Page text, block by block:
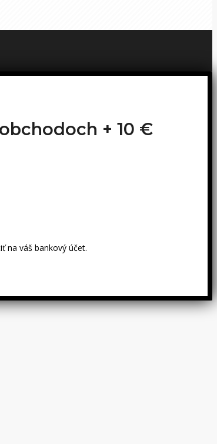
+ 10 €
na váš bankový účet.